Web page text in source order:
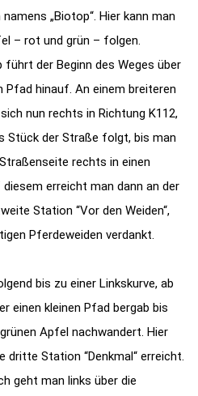
„Biotop“. Hier kann man
– rot und grün – folgen.
führt der Beginn des Weges über
Pfad hinauf. An einem breiteren
nun rechts in Richtung K112,
Stück der Straße folgt, bis man
rechts in einen
erreicht man dann an der
Station “Vor den Weiden“,
Pferdeweiden verdankt.
bis zu einer Linkskurve, ab
einen kleinen Pfad bergab bis
Apfel nachwandert. Hier
Station “Denkmal“ erreicht.
geht man links über die